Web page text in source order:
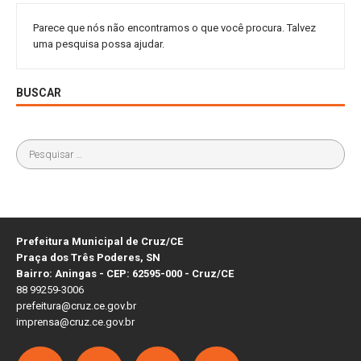
Parece que nós não encontramos o que você procura. Talvez
uma pesquisa possa ajudar.
BUSCAR
Prefeitura Municipal de Cruz/CE
Praça dos Três Poderes, SN
Bairro: Aningas - CEP: 62595-000 - Cruz/CE
88 99259-3006
prefeitura@cruz.ce.gov.br
imprensa@cruz.ce.gov.br